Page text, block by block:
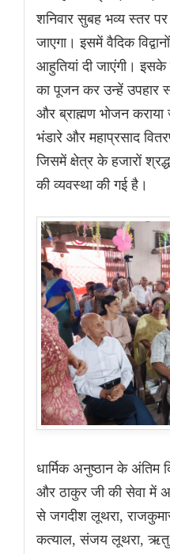
शनिवार सुबह भव्य स्तर
जाएगा। इसमें वैदिक
आहुतियां दी जाएंगी।
का पूजन कर उन्हें उपहार
और ब्राह्मण भोजन
भंडारे और महाप्रसाद
जिसमें क्षेत्र के हजारों
की व्यवस्था की गई है।
धार्मिक अनुष्ठान के
और ठाकुर जी की सेवा में
से जगदीश लूथरा,
कत्याल, संजय लूथरा, ऋतु